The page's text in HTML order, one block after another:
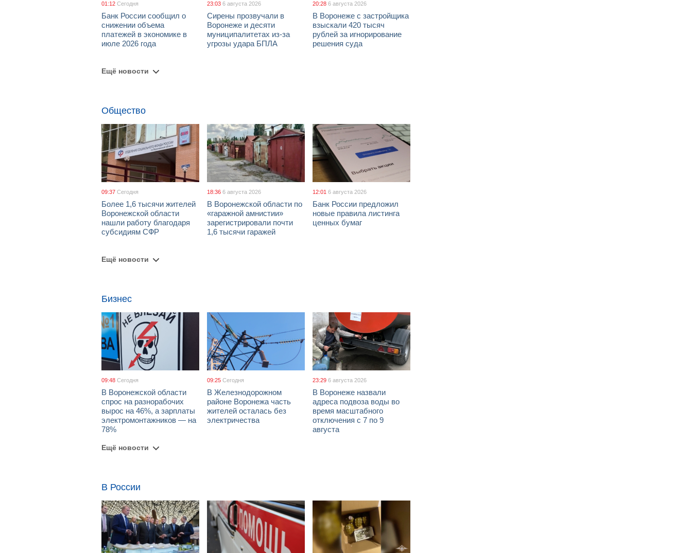
01:12 Сегодня
Банк России сообщил о
снижении объема
платежей в экономике в
июле 2026 года
23:03 6 августа 2026
Сирены прозвучали в
Воронеже и десяти
муниципалитетах из-за
угрозы удара БПЛА
20:28 6 августа 2026
В Воронеже с застройщика
взыскали 420 тысяч
рублей за игнорирование
решения суда
Ещё новости
Общество
09:37 Сегодня
Более 1,6 тысячи жителей
Воронежской области
нашли работу благодаря
субсидиям СФР
18:36 6 августа 2026
В Воронежской области по
«гаражной амнистии»
зарегистрировали почти
1,6 тысячи гаражей
12:01 6 августа 2026
Банк России предложил
новые правила листинга
ценных бумаг
Ещё новости
Бизнес
09:48 Сегодня
В Воронежской области
спрос на разнорабочих
вырос на 46%, а зарплаты
электромонтажников — на
78%
09:25 Сегодня
В Железнодорожном
районе Воронежа часть
жителей осталась без
электричества
23:29 6 августа 2026
В Воронеже назвали
адреса подвоза воды во
время масштабного
отключения с 7 по 9
августа
Ещё новости
В России